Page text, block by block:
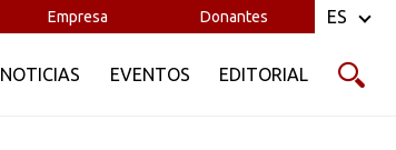
Empresa Donantes
NOTICIAS EVENTOS EDITORIAL
ES